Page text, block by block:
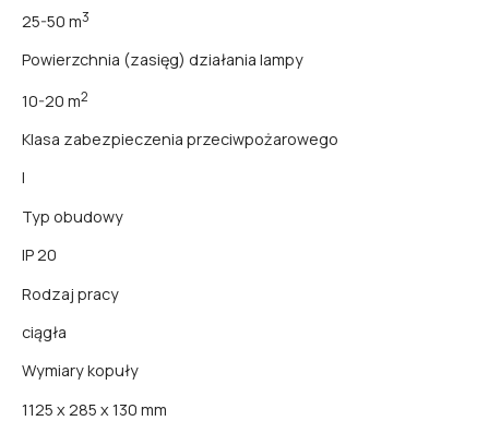
25-50 m3
Powierzchnia (zasięg) działania lampy
10-20 m2
Klasa zabezpieczenia przeciwpożarowego
I
Typ obudowy
IP 20
Rodzaj pracy
ciągła
Wymiary kopuły
1125 x 285 x 130 mm